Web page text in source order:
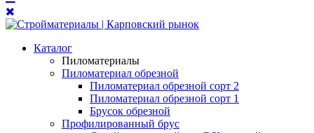
Каталог
Пиломатериалы
Пиломатериал обрезной
Пиломатериал обрезной сорт 2
Пиломатериал обрезной сорт 1
Брусок обрезной
Профилированный брус